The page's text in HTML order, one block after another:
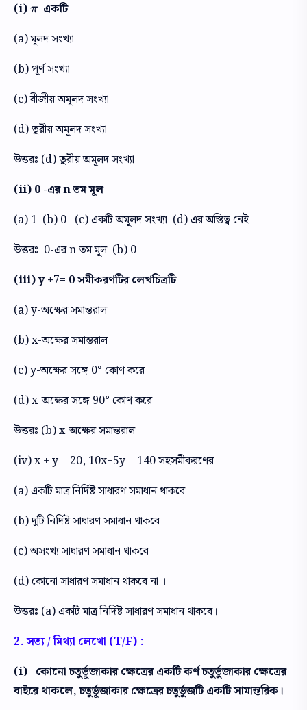
(i) π
πএকটি
(a) মূলদ সংখ্যা
(b) পূর্ণ সংখ্যা
(c) বীজীয় অমূলদ সংখ্যা
(d) তুরীয় অমূলদ সংখ্যা
উত্তরঃ (d) তুরীয় অমূলদ সংখ্যা
(ii) 0 -এর n তম মূল
(a) 1 (b) 0 (c) একটি অমূলদ সংখ্যা (d) এর অস্তিত্ব নেই
উত্তরঃ 0-এর n তম মূল (b) 0
(iii) y +7= 0 সমীকরণটির লেখচিত্রটি
(a) y-অক্ষের সমান্তরাল
(b) x-অক্ষের সমান্তরাল
(c) y-অক্ষের সঙ্গে 0° কোণ করে
(d) x-অক্ষের সঙ্গে 90° কোণ করে
উত্তরঃ (b) x-অক্ষের সমান্তরাল
(iv) x + y = 20, 10x+5y = 140 সহসমীকরণের
(a) একটি মাত্র নির্দিষ্ট সাধারণ সমাধান থাকবে
(b) দুটি নির্দিষ্ট সাধারণ সমাধান থাকবে
(c) অসংখ্য সাধারণ সমাধান থাকবে
(d) কোনো সাধারণ সমাধান থাকবে না ।
উত্তরঃ (a) একটি মাত্র নির্দিষ্ট সাধারণ সমাধান থাকবে।
2. সত্য / মিথ্যা লেখো (T/F) :
(i) কোনো চতুর্ভূজাকার ক্ষেত্রের একটি কর্ণ চতুর্ভুজাকার ক্ষেত্রের
বাইরে থাকলে, চতুর্ভূজাকার ক্ষেত্রের চতুর্ভুজটি একটি সামান্তরিক।